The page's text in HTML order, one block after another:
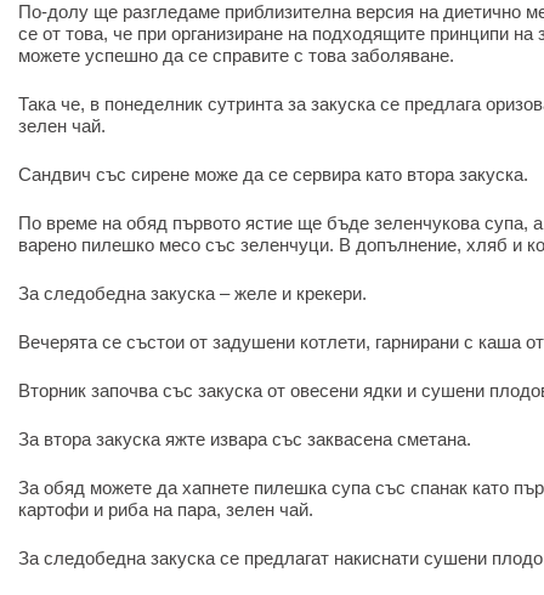
По-долу ще разгледаме приблизителна версия на диетично
се от това, че при организиране на подходящите принципи на
можете успешно да се справите с това заболяване.
Така че, в понеделник сутринта за закуска се предлага
зелен чай.
Сандвич със сирене може да се сервира като втора закуска.
По време на обяд първото ястие ще бъде зеленчукова супа,
варено пилешко месо със зеленчуци. В допълнение, хляб и
За следобедна закуска – желе и крекери.
Вечерята се състои от задушени котлети, гарнирани с каша
Вторник започва със закуска от овесени ядки и сушени
За втора закуска яжте извара със заквасена сметана.
За обяд можете да хапнете пилешка супа със спанак като
картофи и риба на пара, зелен чай.
За следобедна закуска се предлагат накиснати сушени